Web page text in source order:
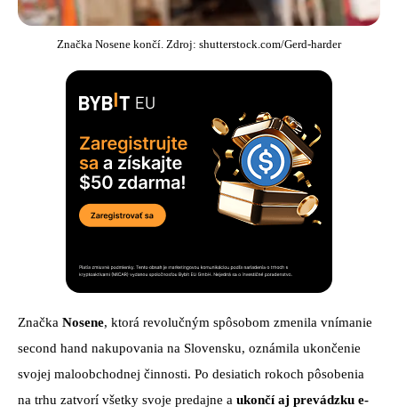
Značka Nosene končí. Zdroj: shutterstock.com/Gerd-harder
Značka Nosene, ktorá revolučným spôsobom zmenila vnímanie
second hand nakupovania na Slovensku, oznámila ukončenie
svojej maloobchodnej činnosti. Po desiatich rokoch pôsobenia
na trhu zatvorí všetky svoje predajne a ukončí aj prevádzku e-